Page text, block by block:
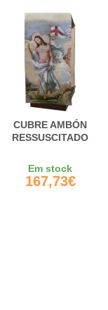
CUBRE AMBÓN
RESSUSCITADO
Em stock
167,73€